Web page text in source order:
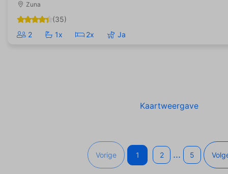
Zuna
(35)
2
1x 2x Ja
Vorige 1 2 ... 5
Kaartweergave